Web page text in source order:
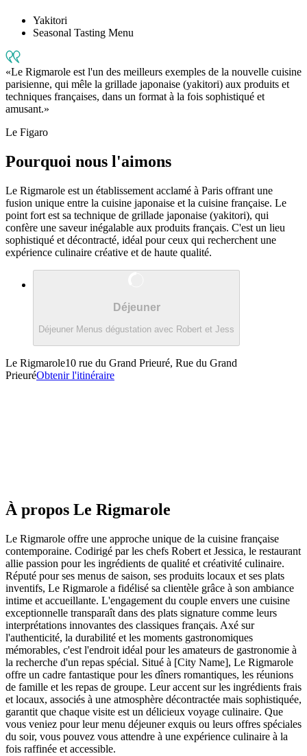
Yakitori
Seasonal Tasting Menu
Le Rigmarole est l'un des meilleurs exemples de la nouvelle cuisine
parisienne, qui mêle la grillade japonaise (yakitori) aux produits et
techniques françaises, dans un format à la fois sophistiqué et
amusant.
Le Figaro
Pourquoi nous l'aimons
Le Rigmarole est un établissement acclamé à Paris offrant une
fusion unique entre la cuisine japonaise et la cuisine française. Le
point fort est sa technique de grillade japonaise (yakitori), qui
confère une saveur inégalable aux produits français. C'est un lieu
sophistiqué et décontracté, idéal pour ceux qui recherchent une
expérience culinaire créative et de haute qualité.
Déjeuner
Déjeuner Menus dégustation avec Robert et Jess
Le Rigmarole10 rue du Grand Prieuré, Rue du Grand
PrieuréObtenir l'itinéraire
À propos Le Rigmarole
Le Rigmarole offre une approche unique de la cuisine française
contemporaine. Codirigé par les chefs Robert et Jessica, le restaurant
allie passion pour les ingrédients de qualité et créativité culinaire.
Réputé pour ses menus de saison, ses produits locaux et ses plats
inventifs, Le Rigmarole a fidélisé sa clientèle grâce à son ambiance
intime et accueillante. L'engagement du couple envers une cuisine
exceptionnelle transparaît dans des plats signature comme leurs
interprétations innovantes des classiques français. Axé sur
l'authenticité, la durabilité et les moments gastronomiques
mémorables, c'est l'endroit idéal pour les amateurs de gastronomie à
la recherche d'un repas spécial. Situé à [City Name], Le Rigmarole
offre un cadre fantastique pour les dîners romantiques, les réunions
de famille et les repas de groupe. Leur accent sur les ingrédients frais
et locaux, associés à une atmosphère décontractée mais sophistiquée,
garantit que chaque visite est un délicieux voyage culinaire. Que
vous veniez pour leur menu déjeuner exquis ou leurs offres spéciales
du soir, vous pouvez vous attendre à une expérience culinaire à la
fois raffinée et accessible.